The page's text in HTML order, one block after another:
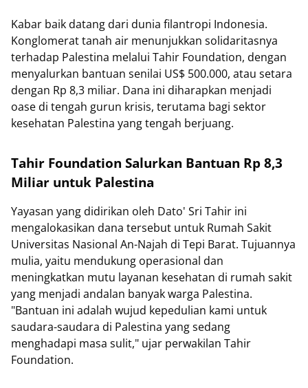
Kabar baik datang dari dunia filantropi Indonesia.
Konglomerat tanah air menunjukkan solidaritasnya
terhadap Palestina melalui Tahir Foundation, dengan
menyalurkan bantuan senilai US$ 500.000, atau setara
dengan Rp 8,3 miliar. Dana ini diharapkan menjadi
oase di tengah gurun krisis, terutama bagi sektor
kesehatan Palestina yang tengah berjuang.
Tahir Foundation Salurkan Bantuan Rp 8,3
Miliar untuk Palestina
Yayasan yang didirikan oleh Dato' Sri Tahir ini
mengalokasikan dana tersebut untuk Rumah Sakit
Universitas Nasional An-Najah di Tepi Barat. Tujuannya
mulia, yaitu mendukung operasional dan
meningkatkan mutu layanan kesehatan di rumah sakit
yang menjadi andalan banyak warga Palestina.
"Bantuan ini adalah wujud kepedulian kami untuk
saudara-saudara di Palestina yang sedang
menghadapi masa sulit," ujar perwakilan Tahir
Foundation.